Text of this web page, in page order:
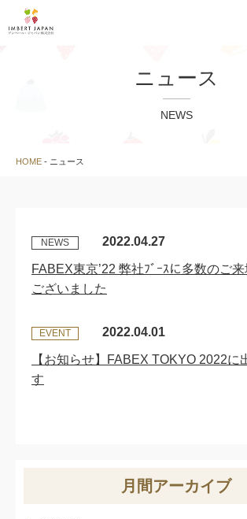
ニュース
NEWS
HOME - ニュース
NEWS 2022.04.27
FABEX東京’22 弊社ﾌﾞｰｽに多数のご
ございました
EVENT 2022.04.01
【お知らせ】FABEX TOKYO 2022に
す
月間アーカイブ